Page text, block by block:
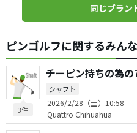
同じブラン
ピンゴルフに関するみん
3件
チーピン持ちの為
シャフト
2026/2/28（土）10:58
Quattro Chihuahua